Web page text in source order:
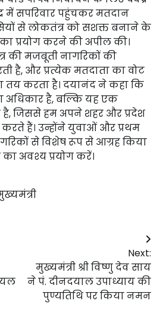
में सपरिवार पहुंचकर मतदान
से लोकतंत्र को सशक्त बनाने के
प्रयोग करने की अपील की।
की मजबूती नागरिकों की
है, और प्रत्येक मतदाता का वोट
तय करता है। दयानंद ने कहा कि
अधिकार है, बल्कि यह एक
है, जिससे हम अपने शहर और प्रदेश
हैं। उन्होंने युवाओं और प्रथम
से विशेष रूप से आग्रह किया
अवश्य प्रयोग करें।
Next:
मुख्यमंत्री श्री विष्णु देव साय
ने पं. दीनदयाल उपाध्याय की
पुण्यतिथि पर किया नमन